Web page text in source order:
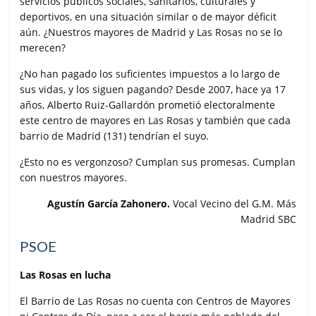
deportivos, en una situación similar o de mayor déficit
aún. ¿Nuestros mayores de Madrid y Las Rosas no se lo
merecen?
¿No han pagado los suficientes impuestos a lo largo de
sus vidas, y los siguen pagando? Desde 2007, hace ya 17
años, Alberto Ruiz-Gallardón prometió electoralmente
este centro de mayores en Las Rosas y también que cada
barrio de Madrid (131) tendrían el suyo.
¿Esto no es vergonzoso? Cumplan sus promesas. Cumplan
con nuestros mayores.
Agustín García Zahonero.Vocal Vecino del G.M. Más
Madrid SBC
PSOE
Las Rosas en lucha
El Barrio de Las Rosas no cuenta con Centros de Mayores